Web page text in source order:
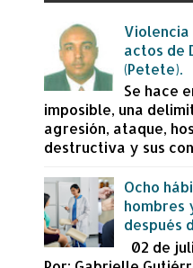
actos de
(Petete).
Se hace
imposible, una
agresión, ataque,
destructiva y sus
Ocho
hombres
después
02 de